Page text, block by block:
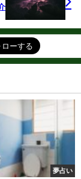
夢占い